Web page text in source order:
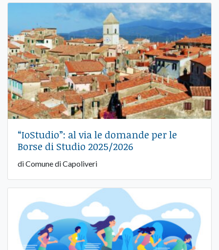
“IoStudio”: al via le domande per le
Borse di Studio 2025/2026
di Comune di Capoliveri